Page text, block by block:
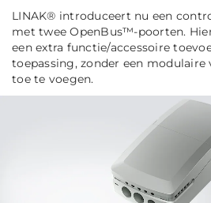
LINAK® introduceert nu een
met twee OpenBus™-poorten.
een extra functie/accessoire
toepassing, zonder een modulaire
toe te voegen.